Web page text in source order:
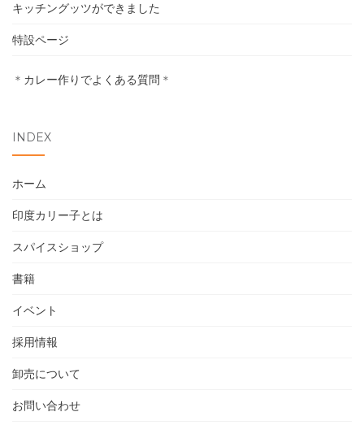
採用情報
キッチングッツができました
特設ページ
＊ カレー作りでよくある質問 ＊
INDEX
ホーム
印度カリー子とは
スパイスショップ
書籍
イベント
採用情報
卸売について
お問い合わせ